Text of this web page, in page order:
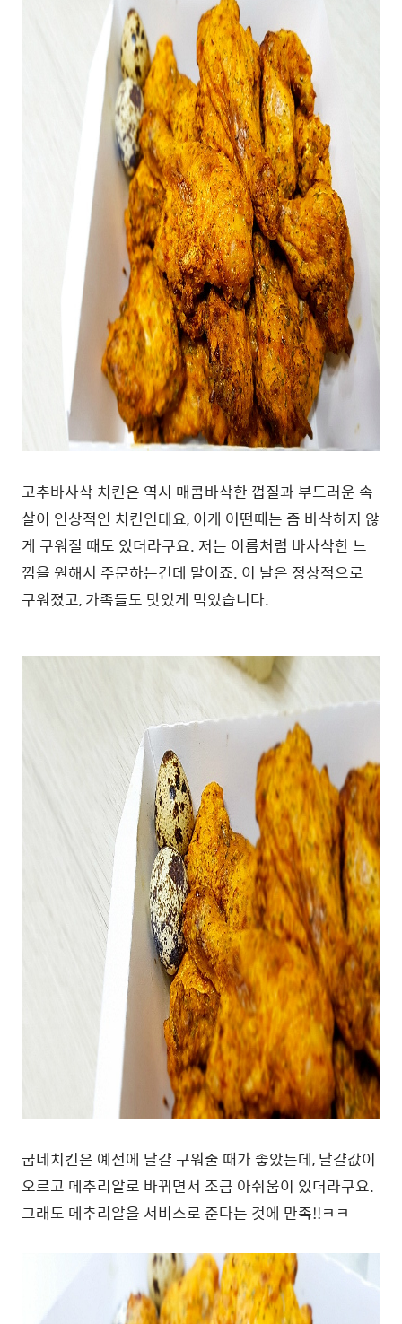
고추바사삭 치킨은 역시 매콤바삭한 껍질과 부드러운 속
살이 인상적인 치킨인데요, 이게 어떤때는 좀 바삭하지 않
게 구워질 때도 있더라구요. 저는 이름처럼 바사삭한 느
낌을 원해서 주문하는건데 말이죠. 이 날은 정상적으로
구워졌고, 가족들도 맛있게 먹었습니다.
굽네치킨은 예전에 달걀 구워줄 때가 좋았는데, 달걀값이
오르고 메추리알로 바뀌면서 조금 아쉬움이 있더라구요.
그래도 메추리알을 서비스로 준다는 것에 만족!!ㅋㅋ